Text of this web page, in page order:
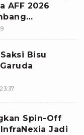
AFF 2026
Bisu
Spin-Off
Jadi